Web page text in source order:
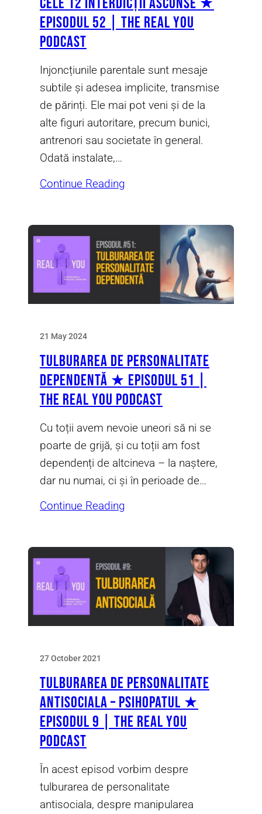
Episodul 52 | The Real You
Podcast
Injoncțiunile parentale sunt mesaje
subtile și adesea implicite, transmise
de părinți. Ele mai pot veni și de la
alte figuri autoritare, precum bunici,
antrenori sau societate în general.
Odată instalate,…
Continue Reading
21 May 2024
Tulburarea de Personalitate
Dependentă ★ Episodul 51 |
The Real You Podcast
Cu toții avem nevoie uneori să ni se
poarte de grijă, și cu toții am fost
dependenți de altcineva – la naștere,
dar nu numai, ci și în perioade de…
Continue Reading
27 October 2021
Tulburarea de Personalitate
Antisociala – Psihopatul ★
Episodul 9 | The Real You
Podcast
În acest episod vorbim despre
tulburarea de personalitate
antisociala, despre manipularea